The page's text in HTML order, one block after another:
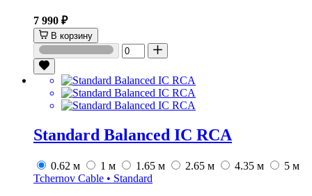
7 990 ₽
В корзину
Standard Balanced IC RCA
0.62 м 1 м 1.65 м 2.65 м 4.35 м
5 м
Tchernov Cable • Standard